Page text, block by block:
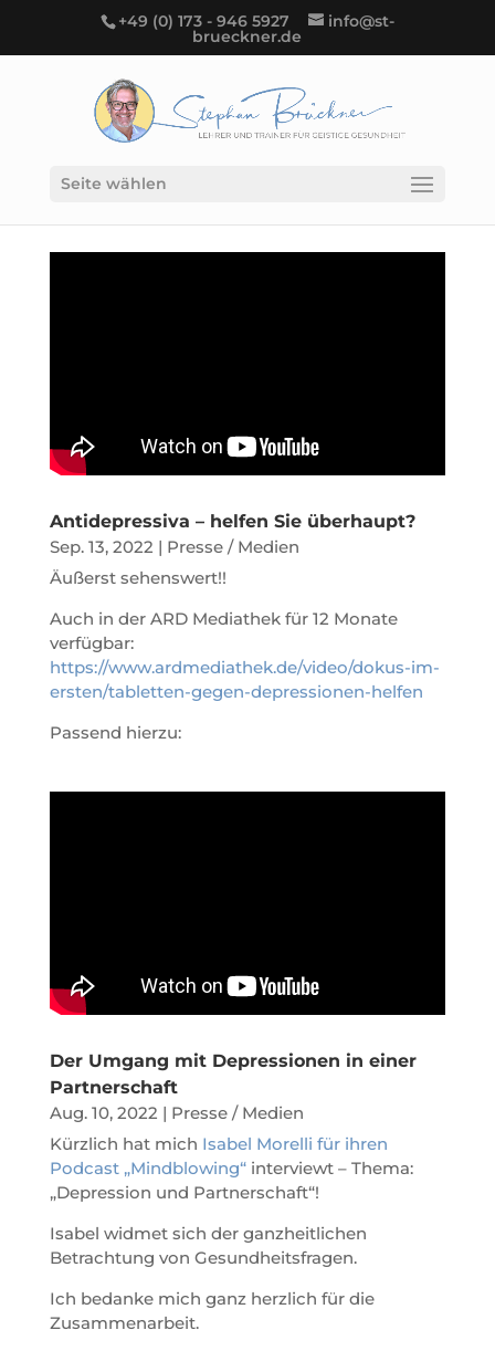
+49 (0) 173 - 946 5927 info@st-
brueckner.de
Seite wählen
Antidepressiva – helfen Sie überhaupt?
Sep. 13, 2022 | Presse / Medien
Äußerst sehenswert!!
Auch in der ARD Mediathek für 12 Monate
verfügbar:
https://www.ardmediathek.de/video/dokus-im-
ersten/tabletten-gegen-depressionen-helfen
Passend hierzu:
Der Umgang mit Depressionen in einer
Partnerschaft
Aug. 10, 2022 | Presse / Medien
Kürzlich hat mich Isabel Morelli für ihren
Podcast „Mindblowing“interviewt – Thema:
„Depression und Partnerschaft“!
Isabel widmet sich der ganzheitlichen
Betrachtung von Gesundheitsfragen.
Ich bedanke mich ganz herzlich für die
Zusammenarbeit.